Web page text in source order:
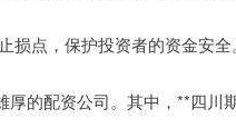
点，保护投资者的资金安全。
的配资公司。其中，**四